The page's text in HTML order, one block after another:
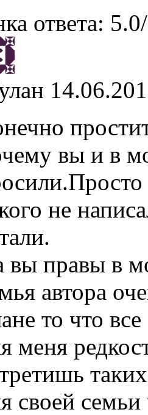
ответа: 5.0/
вы и в
не
вы правы в
автора
то что
меня
своей